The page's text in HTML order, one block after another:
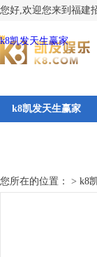
您好,欢迎您来到福建
k8凯发天生赢家
k8凯发天生赢家
您所在的位置： > k8